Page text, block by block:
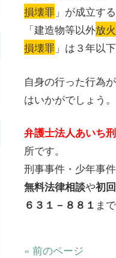
損壊罪 」が成立す
「建造物等以外放
損壊罪 」は３年以
自身の行った行為
はいかがでしょう。
弁護士法人あいち
所です。
刑事事件・少年事
無料法律相談や初
６３１－８８１ まで
« 前のページ